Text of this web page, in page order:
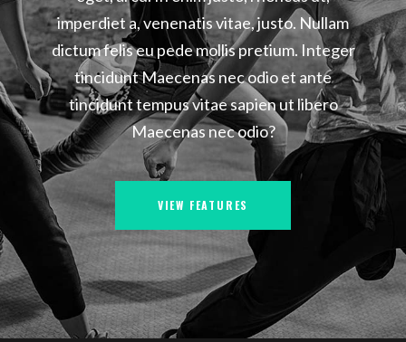
imperdiet a, venenatis vitae, justo. Nullam
dictum felis eu pede mollis pretium. Integer
tincidunt Maecenas nec odio et ante
tincidunt tempus vitae sapien ut libero
Maecenas nec odio?
VIEW FEATURES